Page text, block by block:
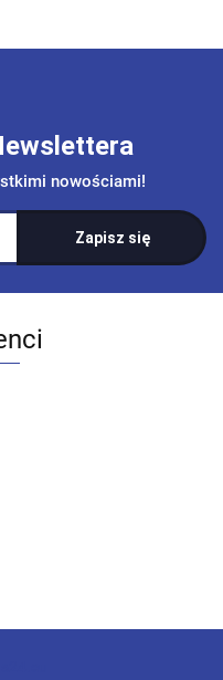
nowościami!